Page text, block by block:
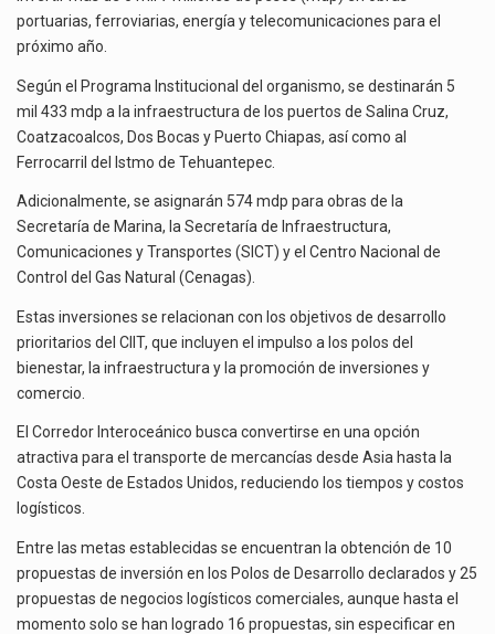
EN
LOGÍSTICA
EN
2024
portuarias, ferroviarias, energía y telecomunicaciones para el
próximo año.
Según el Programa Institucional del organismo, se destinarán 5
mil 433 mdp a la infraestructura de los puertos de Salina Cruz,
Coatzacoalcos, Dos Bocas y Puerto Chiapas, así como al
Ferrocarril del Istmo de Tehuantepec.
Adicionalmente, se asignarán 574 mdp para obras de la
Secretaría de Marina, la Secretaría de Infraestructura,
Comunicaciones y Transportes (SICT) y el Centro Nacional de
Control del Gas Natural (Cenagas).
Estas inversiones se relacionan con los objetivos de desarrollo
prioritarios del CIIT, que incluyen el impulso a los polos del
bienestar, la infraestructura y la promoción de inversiones y
comercio.
El Corredor Interoceánico busca convertirse en una opción
atractiva para el transporte de mercancías desde Asia hasta la
Costa Oeste de Estados Unidos, reduciendo los tiempos y costos
logísticos.
Entre las metas establecidas se encuentran la obtención de 10
propuestas de inversión en los Polos de Desarrollo declarados y 25
propuestas de negocios logísticos comerciales, aunque hasta el
momento solo se han logrado 16 propuestas, sin especificar en